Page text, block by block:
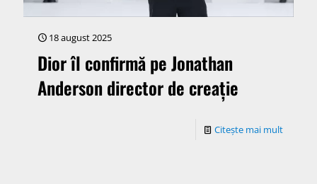
18 august 2025
Dior îl confirmă pe Jonathan
Anderson director de creație
Citește mai mult